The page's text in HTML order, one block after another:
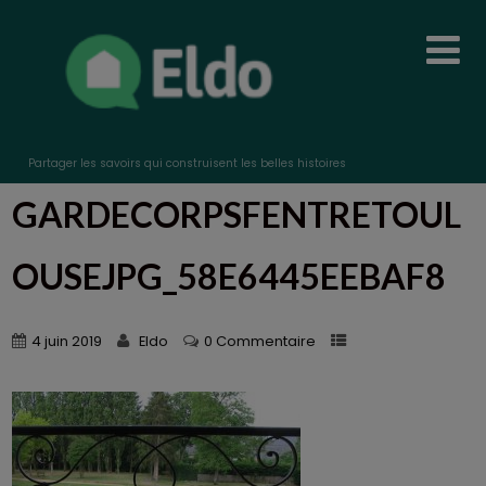
Partager les savoirs qui construisent les belles histoires
GARDECORPSFENTRETOUL
OUSEJPG_58E6445EEBAF8
4 juin 2019 Eldo 0 Commentaire